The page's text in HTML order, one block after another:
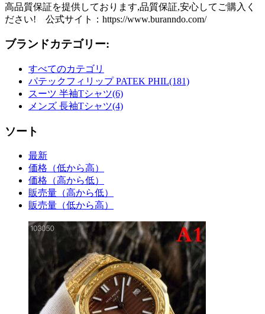
高品質保証を提供しております,品質保証,安心してご購入く
ださい! 公式サイト：https://www.buranndo.com/
ブランドカテゴリー:
すべてのカテゴリ
パテックフィリップ PATEK PHIL(181)
スーツ 半袖Tシャツ(6)
メンズ 長袖Tシャツ(4)
ソート
最新
価格（低から高）
価格（高から低）
販売量（高から低）
販売量（低から高）